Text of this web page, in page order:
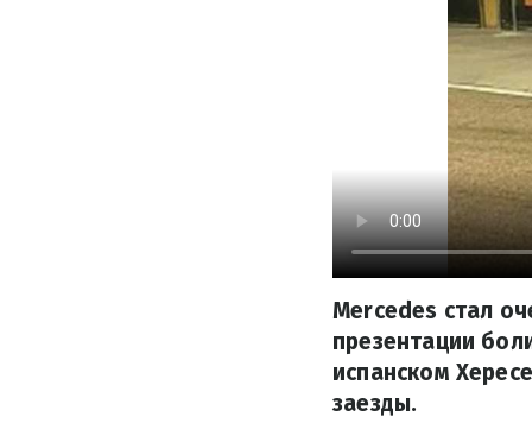
Mercedes стал
презентации
испанском
заезды.